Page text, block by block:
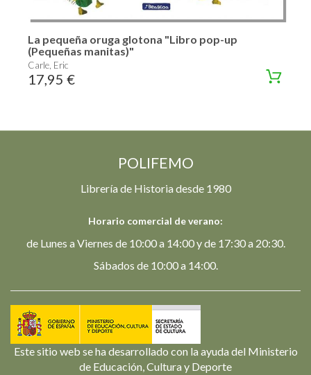
La pequeña oruga glotona "Libro pop-up
(Pequeñas manitas)"
Carle, Eric
17,95 €
POLIFEMO
Librería de Historia desde 1980
Horario comercial de verano:
de Lunes a Viernes de 10:00 a 14:00 y de 17:30 a 20:30.
Sábados de 10:00 a 14:00.
Este sitio web se ha desarrollado con la ayuda del Ministerio
de Educación, Cultura y Deporte